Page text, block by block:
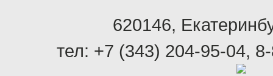
620146,
тел: +7 (343) 204-95-04,